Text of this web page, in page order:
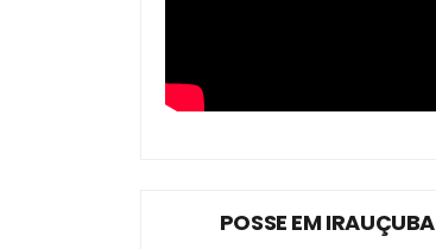
POSSE EM IRAUÇUBA